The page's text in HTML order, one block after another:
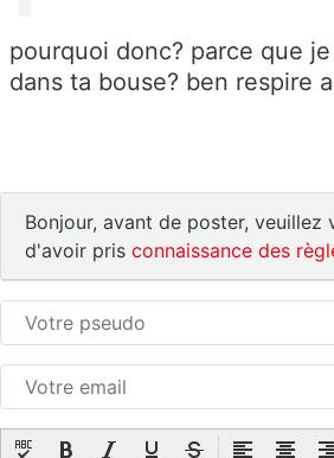
pourquoi donc? parce que
dans ta bouse? ben respire
Bonjour, avant de poster, veuillez
d'avoir pris connaissance des